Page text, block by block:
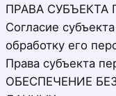
ПРАВА
Согласие
обработку его
Права субъекта
ОБЕСПЕЧЕНИЕ